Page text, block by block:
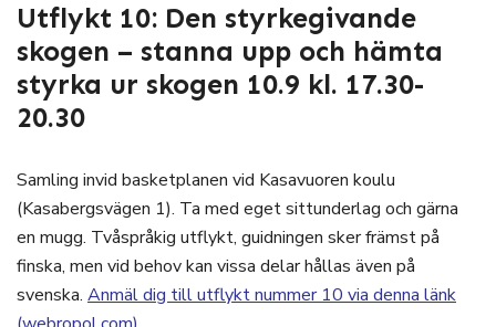
Utflykt 10: Den styrkegivande
skogen – stanna upp och hämta
styrka ur skogen 10.9 kl. 17.30-
20.30
Samling invid basketplanen vid Kasavuoren koulu
(Kasabergsvägen 1). Ta med eget sittunderlag och gärna
en mugg. Tvåspråkig utflykt, guidningen sker främst på
finska, men vid behov kan vissa delar hållas även på
svenska. Anmäl dig till utflykt nummer 10 via denna länk